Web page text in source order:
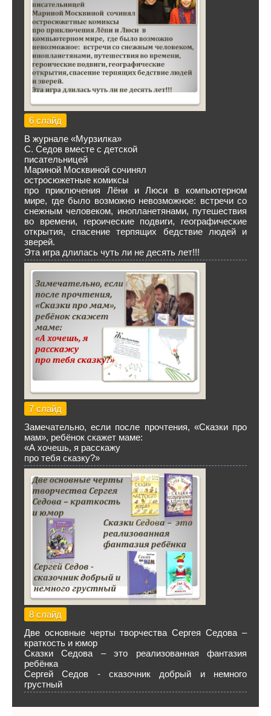
6 слайд
В журнале «Мурзилка»
С. Седов вместе с детской
писательницей
Мариной Москвиной сочинял
остросюжетные комиксы
про приключения Лёни и Люси в компьютерном
мире, где было возможно невозможное: встречи со
снежным человеком, инопланетянами, путешествия
во времени, героические подвиги, географические
открытия, спасение терпящих бедствие людей и
зверей.
Эта игра длилась чуть ли не десять лет!!!
7 слайд
Замечательно, если после прочтения, «Сказки про
мам», ребёнок скажет маме:
«А хочешь, я расскажу
про тебя сказку?»
8 слайд
Две основные черты творчества Сергея Седова –
краткость и юмор
Сказки Седова – это реализованная фантазия
ребёнка
Сергей Седов - сказочник добрый и немного
грустный